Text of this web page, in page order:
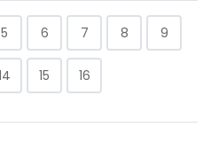
5 6 7 8 9
15 16